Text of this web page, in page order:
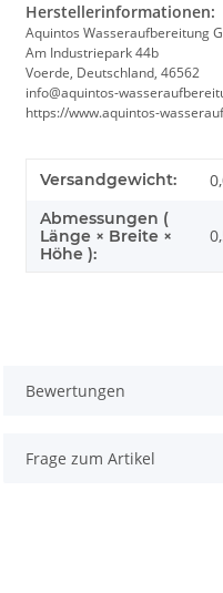
Herstellerinformationen:
Aquintos Wasseraufbereitung
Am Industriepark 44b
Voerde, Deutschland, 46562
info@aquintos-
https://www.aquintos-
Versandgewicht:
Abmessungen (
Länge × Breite ×
Höhe ):
Bewertungen
Frage zum Artikel